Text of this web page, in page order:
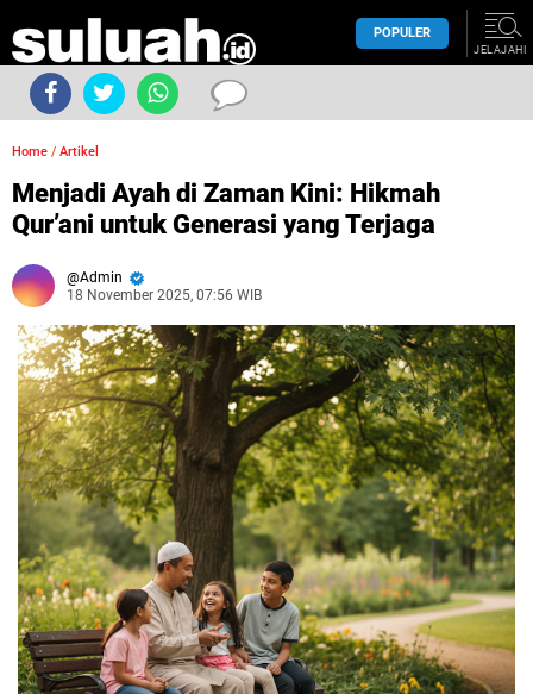
POPULER
JELAJAHI
Home / Artikel
Menjadi Ayah di Zaman Kini: Hikmah
Qur’ani untuk Generasi yang Terjaga
Admin
18 November 2025, 07:56 WIB